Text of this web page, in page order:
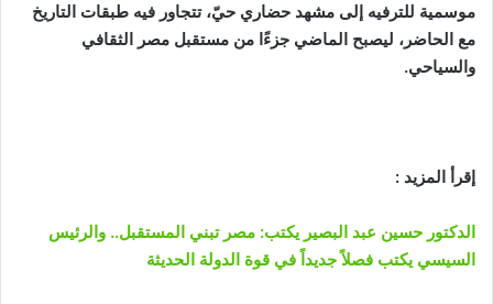
موسمية للترفيه إلى مشهد حضاري حيّ، تتجاور فيه طبقات التاريخ
مع الحاضر، ليصبح الماضي جزءًا من مستقبل مصر الثقافي
والسياحي.
إقرأ المزيد :
الدكتور حسين عبد البصير يكتب: مصر تبني المستقبل.. والرئيس
السيسي يكتب فصلاً جديداً في قوة الدولة الحديثة